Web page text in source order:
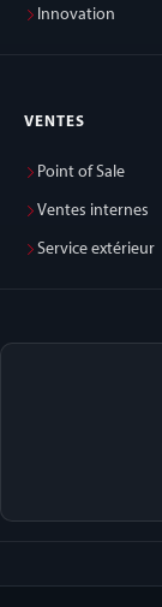
Innovation
VENTES
Point of Sale
Ventes internes
Service extérieur